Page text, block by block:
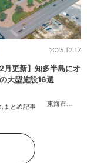
武豊町 東海市
,大府
2025.12.17
月更新】知多半島にオ
大型施設16選
, まとめ記事